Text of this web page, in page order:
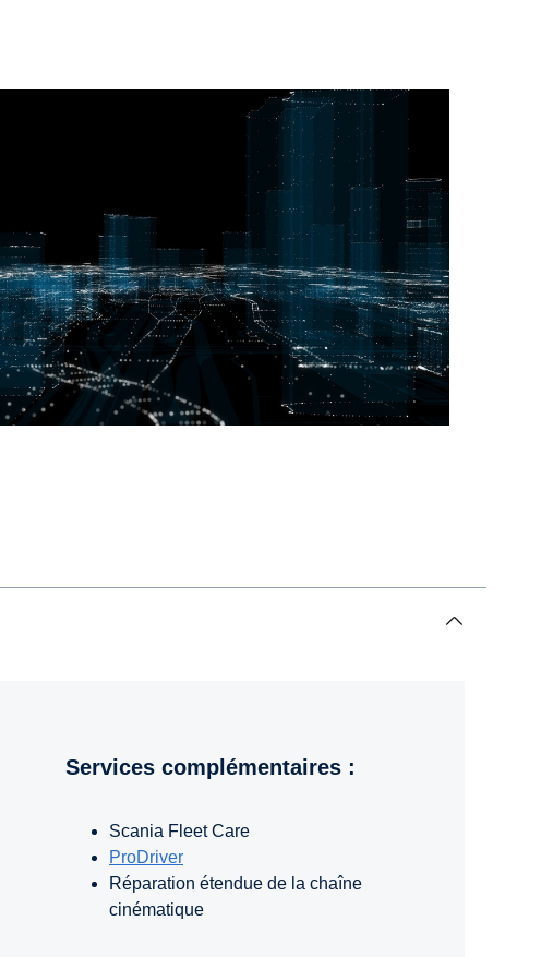
Services complémentaires :
Scania Fleet Care
ProDriver
Réparation étendue de la chaîne
cinématique